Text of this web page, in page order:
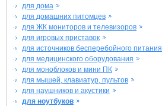
для дома
для домашних питомцев
для ЖК мониторов и телевизоров
для игровых приставок
для источников бесперебойного питания
для медицинского оборудования
для моноблоков и мини ПК
для мышей, клавиатур, пультов
для наушников и акустики
для ноутбуков